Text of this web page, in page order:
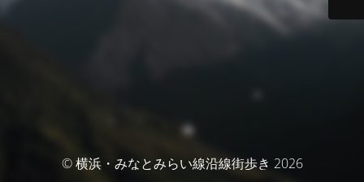
© 横浜・みなとみらい線沿線街歩き 2026